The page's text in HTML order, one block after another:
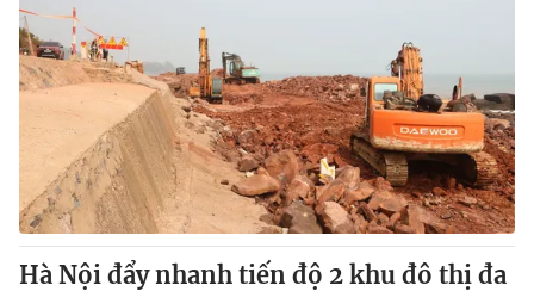
Hà Nội đẩy nhanh tiến độ 2 khu đô thị đa